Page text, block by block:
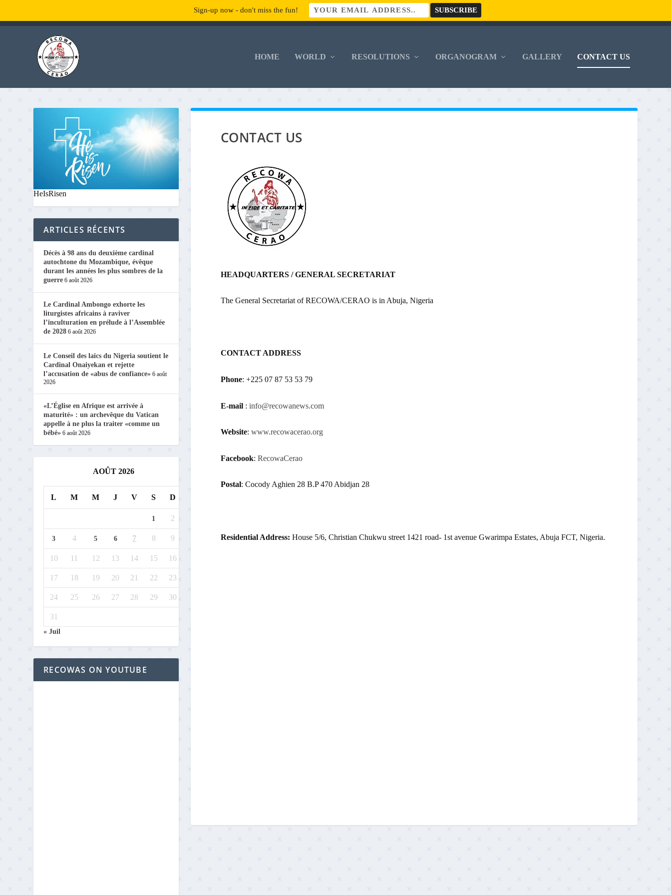
HOME WORLD RESOLUTIONS ORGANOGRAM GALLERY CONTACT US
CONTACT US
HEADQUARTERS / GENERAL SECRETARIAT
The General Secretariat of RECOWA/CERAO is in Abuja, Nigeria
CONTACT ADDRESS
Phone: +225 07 87 53 53 79
E-mail: info@recowanews.com
Website: www.recowacerao.org
Facebook: RecowaCerao
Postal: Cocody Aghien 28 B.P 470 Abidjan 28
Residential Address: House 5/6, Christian Chukwu street 1421 road- 1stavenue Gwarimpa Estates, Abuja FCT, Nigeria.
HeIsRisen
ARTICLES RÉCENTS
Décès à 98 ans du deuxième cardinal
autochtone du Mozambique, évêque
durant les années les plus sombres de la
guerre 6 août 2026
Le Cardinal Ambongo exhorte les
liturgistes africains à raviver
l’inculturation en prélude à l’Assemblée
de 2028 6 août 2026
Le Conseil des laïcs du Nigeria soutient le
Cardinal Onaiyekan et rejette
l’accusation de «abus de confiance» 6 août
2026
«L’Église en Afrique est arrivée à
maturité» : un archevêque du Vatican
appelle à ne plus la traiter «comme un
bébé» 6 août 2026
AOÛT 2026
L M M J V S D
1 2
3 4 5 6 7 8 9
10 11 12 13 14 15 16
17 18 19 20 21 22 23
24 25 26 27 28 29 30
31
« Juil
RECOWAS ON YOUTUBE
Sign-up now - don't miss the fun!